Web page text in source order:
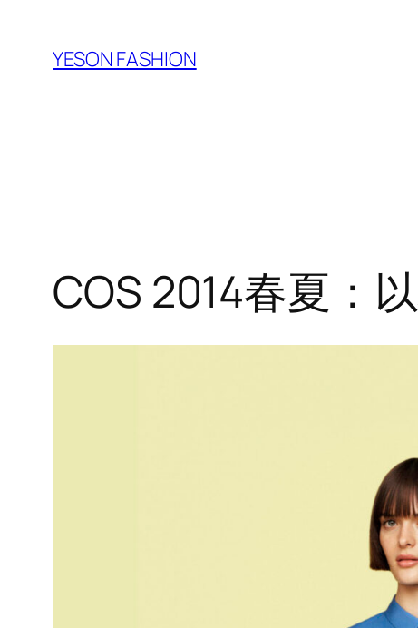
YESON FASHION
COS 2014春夏：